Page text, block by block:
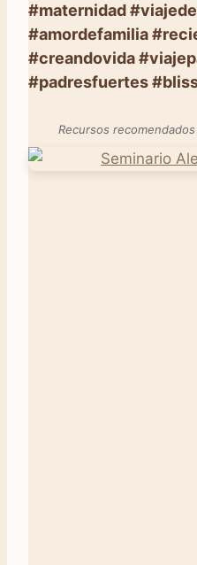
#maternidad
#amordefamilia
#creandovida
#padresfuertes
Recursos